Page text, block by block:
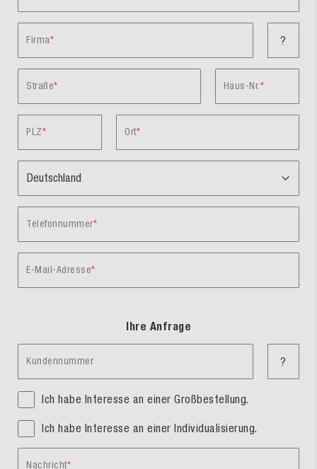
Firma ?
Straße Haus-Nr.
PLZ Ort
Telefonnummer
E-Mail-Adresse
Ihre Anfrage
Kundennummer ?
Ich habe Interesse an einer Großbestellung.
Ich habe Interesse an einer Individualisierung.
Nachricht